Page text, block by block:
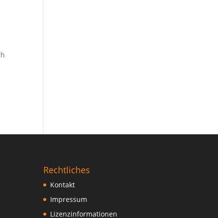
Rechtliches
Kontakt
Impressum
Lizenzinformationen